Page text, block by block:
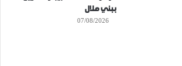
ببني ملال
07/08/2026